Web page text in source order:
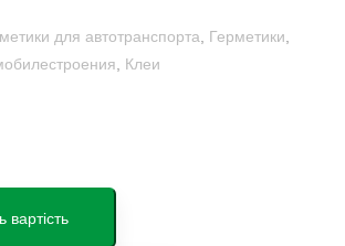
для автотранспорта, Герметики,
, Клеи
вартість